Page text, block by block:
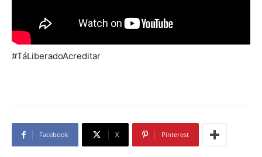
#TáLiberadoAcreditar
Facebook X Pinterest